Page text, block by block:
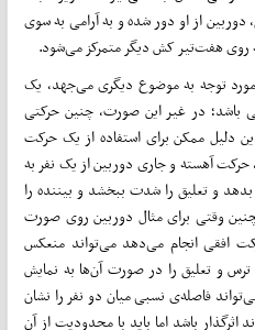
از او دور شده و به آرامی به سوی
روی هفت‌تیر کش دیگر متمرکز می‌شود.
توجه به موضوع دیگری می‌جهد، یک
باشد؛ در غیر این صورت، چنین حرکتی
دلیل ممکن برای استفاده از یک حرکت
آهسته و جاری دوربین از یک نفر به
و تعلیق را شدت ببخشد و بیننده را
وقتی برای مثال دوربین روی صورت
افقی انجام می‌دهد می‌تواند منعکس
و تعلیق را در صورت آن‌ها به نمایش
فاصله‌ی نسبی میان دو نفر را نشان
باشد اما باید با محدودیت از آن